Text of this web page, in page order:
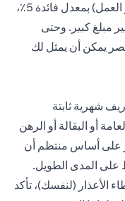
درهم شهريًا لمدة 40 عامًا (متوسط عمر العمل) بمعدل فائدة 5٪،
مبلغ كبير. وحتى
يمكن أن يمثل لك
شهرية ثابتة
أو البقالة أو الرهن
على أساس منتظم أن
على المدى الطويل.
الأعذار (لنفسك)، تأكد